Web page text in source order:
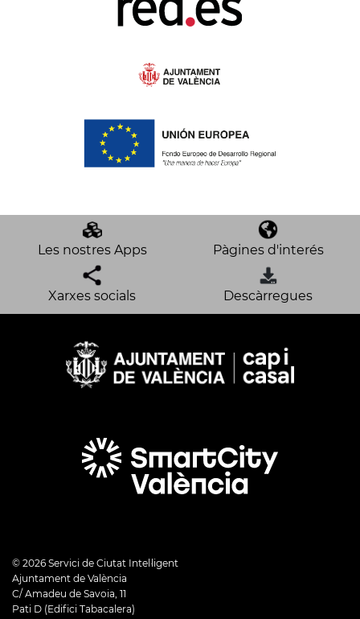
Les nostres Apps Pàgines d'interés
Xarxes socials Descàrregues
© 2026 Servici de Ciutat Intel·ligent
Ajuntament de València
C/ Amadeu de Savoia, 11
Pati D (Edifici Tabacalera)